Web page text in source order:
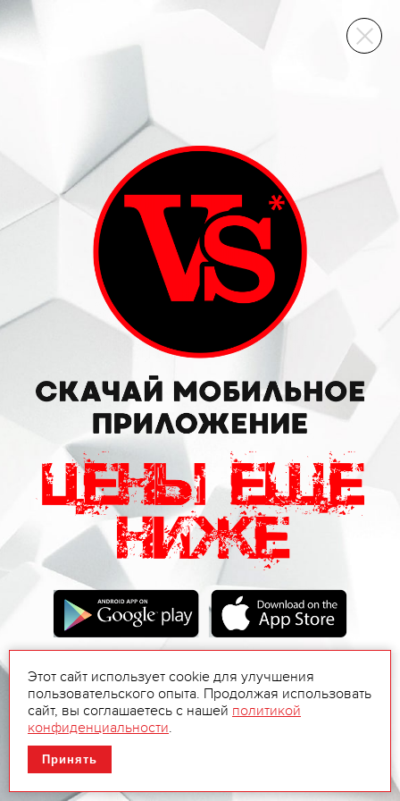
ВИННЫЙ СКЛАД
Этот сайт использует cookie для улучшения
пользовательского опыта. Продолжая использовать
сайт, вы соглашаетесь с нашей политикой
конфиденциальности.
Принять